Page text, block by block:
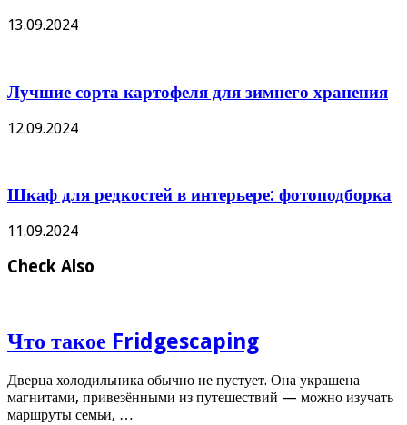
13.09.2024
Лучшие сорта картофеля для зимнего хранения
12.09.2024
Шкаф для редкостей в интерьере: фотоподборка
11.09.2024
Check Also
Что такое Fridgescaping
Дверца холодильника обычно не пустует. Она украшена
магнитами, привезёнными из путешествий — можно изучать
маршруты семьи, …